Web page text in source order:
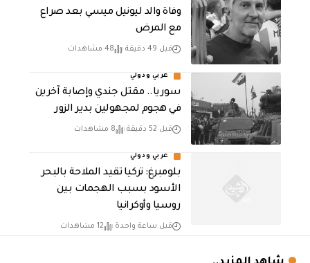
وفاة والد ليونيل ميسي بعد صراع
مع المرض
قبل 49 دقيقة 48 مشاهدات
عربي ودولي
سوريا.. مقتل جندي وإصابة آخرين
في هجوم لمجهولين بدير الزور
قبل 52 دقيقة 8 مشاهدات
عربي ودولي
بلومبرغ: تركيا تقيد الملاحة بالبحر
الأسود بسبب الهجمات بين
روسيا وأوكرانيا
قبل ساعة واحدة 12 مشاهدات